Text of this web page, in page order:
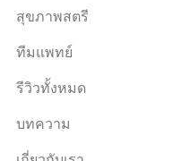
สุขภาพสตรี
ทีมแพทย์
รีวิวทั้งหมด
บทความ